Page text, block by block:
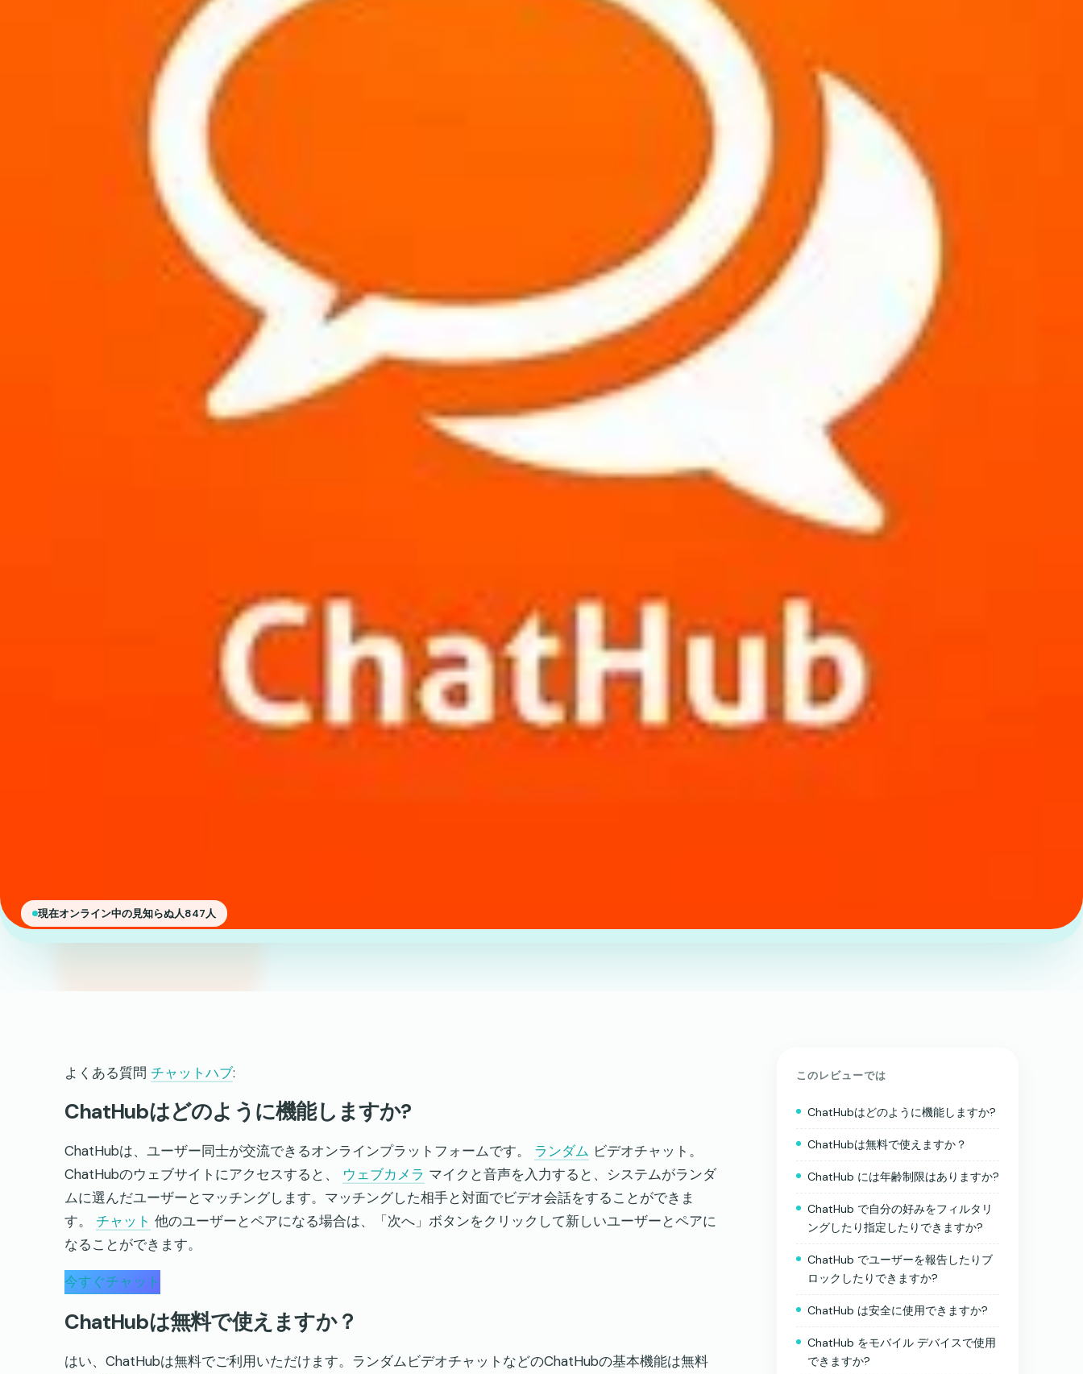
現在オンライン中の見知らぬ人847人
よくある質問 チャットハブ:
ChatHubはどのように機能しますか?
ChatHubは、ユーザー同士が交流できるオンラインプラットフォームです。 ランダム ビデオチャット。
ChatHubのウェブサイトにアクセスすると、 ウェブカメラ マイクと音声を入力すると、システムがランダ
ムに選んだユーザーとマッチングします。マッチングした相手と対面でビデオ会話をすることができま
す。 チャット 他のユーザーとペアになる場合は、「次へ」ボタンをクリックして新しいユーザーとペアに
なることができます。
今すぐチャット
ChatHubは無料で使えますか？
はい、ChatHubは無料でご利用いただけます。ランダムビデオチャットなどのChatHubの基本機能は無料
このレビューでは
ChatHubはどのように機能しますか?
ChatHubは無料で使えますか？
ChatHub には年齢制限はありますか?
ChatHub で自分の好みをフィルタリ
ングしたり指定したりできますか?
ChatHub でユーザーを報告したりブ
ロックしたりできますか?
ChatHub は安全に使用できますか?
ChatHub をモバイル デバイスで使用
できますか?